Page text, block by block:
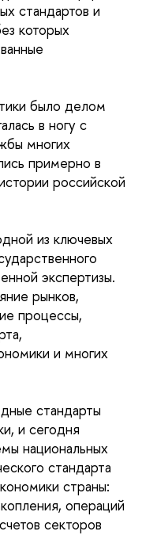
стандартов и
которых
было делом
в ногу с
многих
примерно в
российской
из ключевых
экспертизы.
рынков,
процессы,
и многих
стандарты
и сегодня
национальных
стандарта
страны:
операций
секторов